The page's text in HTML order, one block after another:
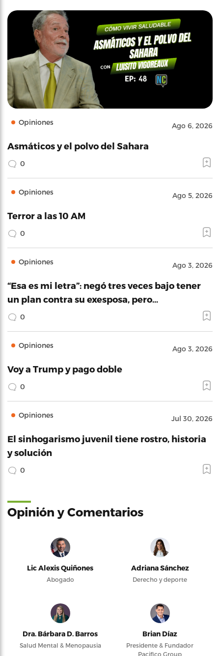
Opiniones Ago 6, 2026
Asmáticos y el polvo del Sahara
0
Opiniones Ago 5, 2026
Terror a las 10 AM
0
Opiniones Ago 3, 2026
“Esa es mi letra”: negó tres veces bajo tener
un plan contra su exesposa, pero…
0
Opiniones Ago 3, 2026
Voy a Trump y pago doble
0
Opiniones Jul 30, 2026
El sinhogarismo juvenil tiene rostro, historia
y solución
0
Opinión y Comentarios
Lic Alexis Quiñones
Abogado
Adriana Sánchez
Derecho y deporte
Dra. Bárbara D. Barros
Salud Mental & Menopausia
Brian Díaz
Presidente & Fundador
Pacifico Group